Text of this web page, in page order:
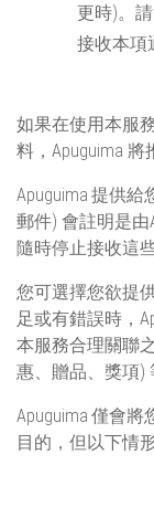
更時)。
接收本項
如果在使用本服
料， Apuguima 將
Apuguima 提供給
郵件) 會註明是由
隨時停止接收這
您可選擇您欲提
足或有錯誤時，
本服務合理關聯
惠、贈品、獎項)
Apuguima 僅會將
目的，但以下情